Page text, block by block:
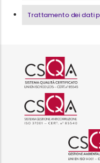
Trattamento dei dati
Logo
Logo